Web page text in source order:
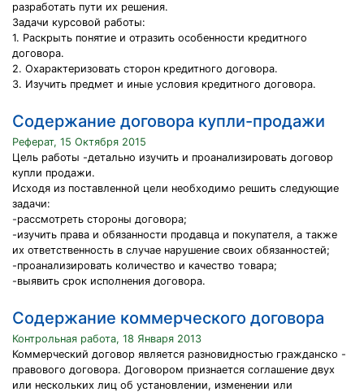
разработать пути их решения.
Задачи курсовой работы:
1. Раскрыть понятие и отразить особенности кредитного
договора.
2. Охарактеризовать сторон кредитного договора.
3. Изучить предмет и иные условия кредитного договора.
Содержание договора купли-продажи
Реферат, 15 Октября 2015
Цель работы -детально изучить и проанализировать договор
купли продажи.
Исходя из поставленной цели необходимо решить следующие
задачи:
-рассмотреть стороны договора;
-изучить права и обязанности продавца и покупателя, а также
их ответственность в случае нарушение своих обязанностей;
-проанализировать количество и качество товара;
-выявить срок исполнения договора.
Содержание коммерческого договора
Контрольная работа, 18 Января 2013
Коммерческий договор является разновидностью гражданско -
правового договора. Договором признается соглашение двух
или нескольких лиц об установлении, изменении или